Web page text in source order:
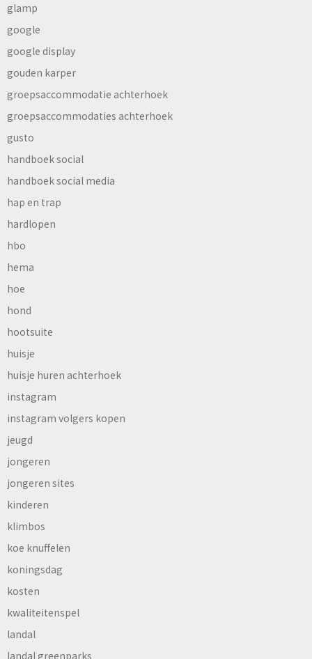
glamp
google
google display
gouden karper
groepsaccommodatie achterhoek
groepsaccommodaties achterhoek
gusto
handboek social
handboek social media
hap en trap
hardlopen
hbo
hema
hoe
hond
hootsuite
huisje
huisje huren achterhoek
instagram
instagram volgers kopen
jeugd
jongeren
jongeren sites
kinderen
klimbos
koe knuffelen
koningsdag
kosten
kwaliteitenspel
landal
landal greenparks